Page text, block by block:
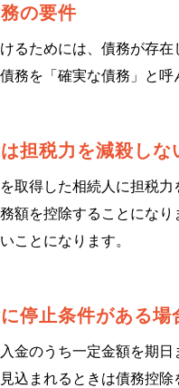
の要件
るためには、債務が存
務を「確実な債務」と呼
担税力を減殺しな
取得した相続人に担税
額を控除することにな
ことになります。
停止条件がある場
金のうち一定金額を期
込まれるときは債務控除